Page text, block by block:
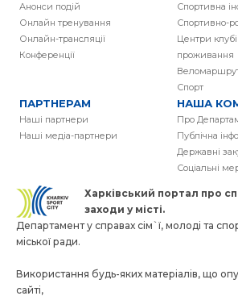
Анонси подій
Онлайн тренування
Онлайн-трансляції
Конференції
Спортивна
Спортивно-
Центри
проживання
Спорт
ПАРТНЕРАМ
Наші партнери
Наші медіа-партнери
НАША
Про
Публічна
Державні
Соціальні
Харківський портал про
заходи у місті.
Департамент у справах сім`ї, молоді та
міської ради.
Використання будь-яких матеріалів, що
сайті,